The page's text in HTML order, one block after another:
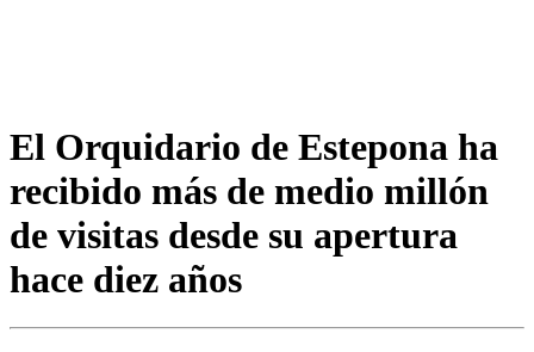
El Orquidario de Estepona ha
recibido más de medio millón
de visitas desde su apertura
hace diez años